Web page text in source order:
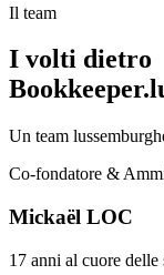
Il team
I volti dietro
Un team
Co-fondatore &
Mickaël LOC
17 anni al cuore delle